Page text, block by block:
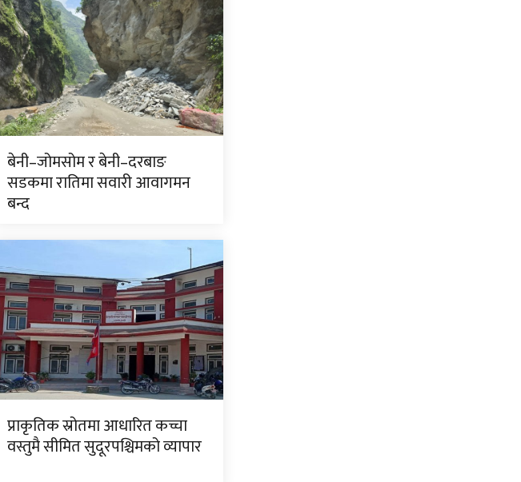
बेनी–जोमसोम र बेनी–दरबाङ
सडकमा रातिमा सवारी आवागमन
बन्द
प्राकृतिक स्रोतमा आधारित कच्चा
वस्तुमै सीमित सुदूरपश्चिमको व्यापार